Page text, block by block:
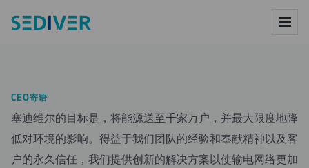
服务
研究中心
CEO寄语
塞迪维尔的目标是，将能源送至千家万户，并最大限度地降
低对环境的影响。得益于我们团队的经验和奉献精神以及客
户的永久信任，我们提供创新的解决方案以使输电网络更加